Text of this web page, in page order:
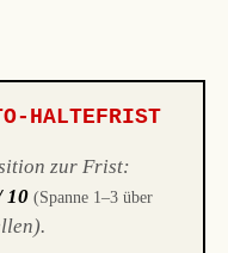
HALTEFRIST
zur Frist:
10 (Spanne 1–3 über